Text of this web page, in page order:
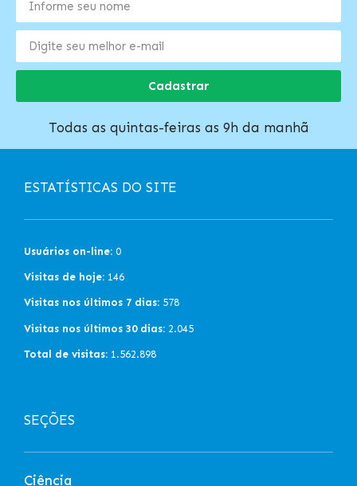
Cadastrar
Todas as quintas-feiras as 9h da manhã
ESTATÍSTICAS DO SITE
Usuários on-line: 0
Visitas de hoje: 146
Visitas nos últimos 7 dias: 578
Visitas nos últimos 30 dias: 2.045
Total de visitas: 1.562.898
SEÇÕES
Ciência